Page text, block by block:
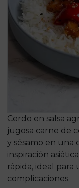
Cerdo en salsa
jugosa carne de
y sésamo en una
inspiración
rápida, ideal para
complicaciones.